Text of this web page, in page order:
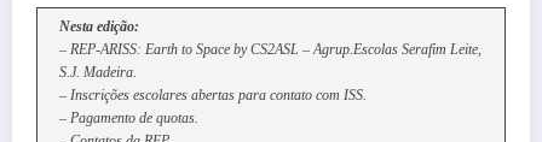
Nesta edição:
– REP-ARISS: Earth to Space by CS2ASL – Agrup.Escolas Serafim Leite,
S.J. Madeira.
– Inscrições escolares abertas para contato com ISS.
– Pagamento de quotas.